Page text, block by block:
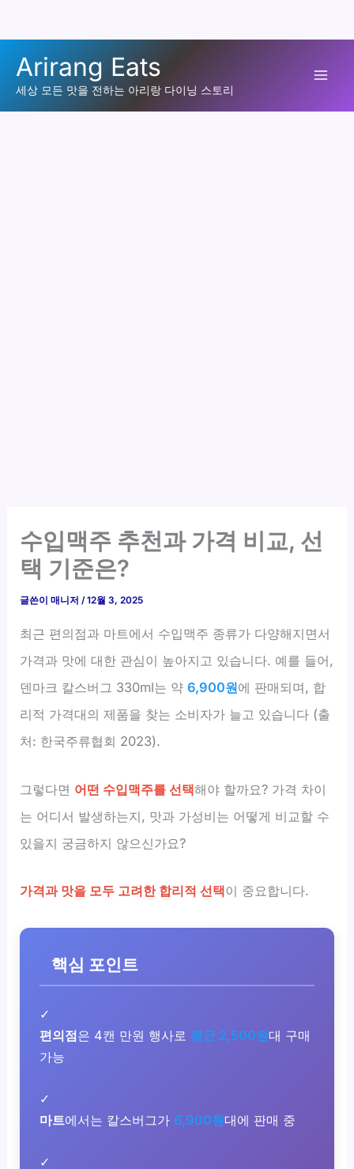
로
Arirang Eats
세상 모든 맛을 전하는 아리랑 다이닝 스토리
수입맥주 추천과 가격 비교, 선
택 기준은?
글쓴이매니저/12월 3, 2025
최근 편의점과 마트에서 수입맥주 종류가 다양해지면서
가격과 맛에 대한 관심이 높아지고 있습니다. 예를 들어,
덴마크 칼스버그 330ml는 약6,900원에 판매되며, 합
리적 가격대의 제품을 찾는 소비자가 늘고 있습니다 (출
처: 한국주류협회 2023).
그렇다면 어떤 수입맥주를 선택해야 할까요? 가격 차이
는 어디서 발생하는지, 맛과 가성비는 어떻게 비교할 수
있을지 궁금하지 않으신가요?
가격과 맛을 모두 고려한 합리적 선택이 중요합니다.
핵심 포인트
✓
편의점은 4캔 만원 행사로 평균 2,500원대 구매
가능
✓
마트에서는 칼스버그가 6,900원대에 판매 중
✓